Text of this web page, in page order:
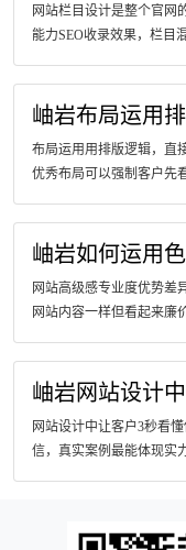
网站栏目设计是整个官网
能力SEO收录效果，栏目
岫岩布局运用
布局运用用排版逻辑，直
优秀布局可以强制客户先
岫岩如何运用
网站高级感专业度优势差
网站内容一样但看起来廉
岫岩网站设计
网站设计中让客户3秒看
信，真实案例最能体现实